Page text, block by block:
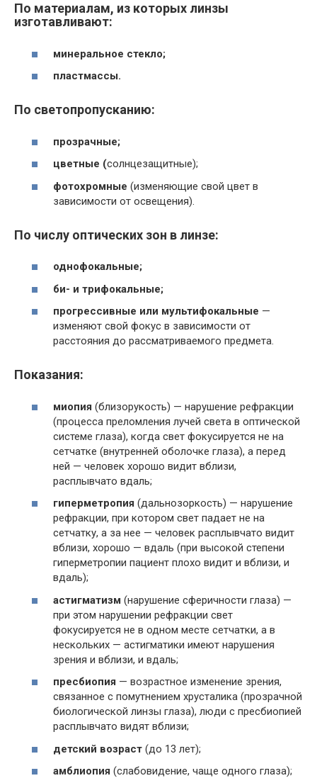
По материалам, из которых линзы
изготавливают:
минеральное стекло;
пластмассы.
По светопропусканию:
прозрачные;
цветные (солнцезащитные);
фотохромные (изменяющие свой цвет в
зависимости от освещения).
По числу оптических зон в линзе:
однофокальные;
би- и трифокальные;
прогрессивные или мультифокальные —
изменяют свой фокус в зависимости от
расстояния до рассматриваемого предмета.
Показания:
миопия (близорукость) — нарушение рефракции
(процесса преломления лучей света в оптической
системе глаза), когда свет фокусируется не на
сетчатке (внутренней оболочке глаза), а перед
ней — человек хорошо видит вблизи,
расплывчато вдаль;
гиперметропия (дальнозоркость) — нарушение
рефракции, при котором свет падает не на
сетчатку, а за нее — человек расплывчато видит
вблизи, хорошо — вдаль (при высокой степени
гиперметропии пациент плохо видит и вблизи, и
вдаль);
астигматизм (нарушение сферичности глаза) —
при этом нарушении рефракции свет
фокусируется не в одном месте сетчатки, а в
нескольких — астигматики имеют нарушения
зрения и вблизи, и вдаль;
пресбиопия — возрастное изменение зрения,
связанное с помутнением хрусталика (прозрачной
биологической линзы глаза), люди с пресбиопией
расплывчато видят вблизи;
детский возраст (до 13 лет);
амблиопия (слабовидение, чаще одного глаза);